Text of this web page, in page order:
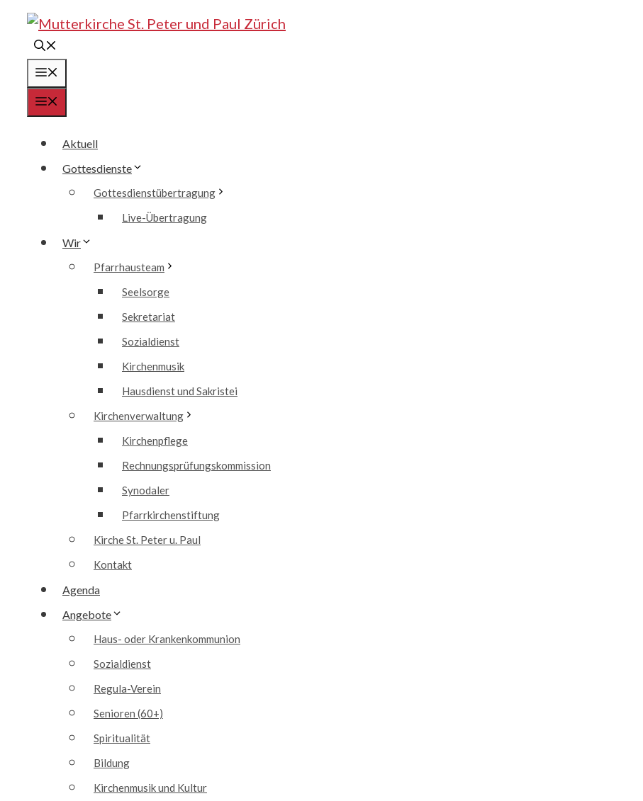
Springe
Inhalt
Aktuell
Gottesdienste
Gottesdienstübertragung
Live-Übertragung
Wir
Pfarrhausteam
Seelsorge
Sekretariat
Sozialdienst
Kirchenmusik
Hausdienst und Sakristei
Kirchenverwaltung
Kirchenpflege
Rechnungsprüfungskommission
Synodaler
Pfarrkirchenstiftung
Kirche St. Peter u. Paul
Kontakt
Agenda
Angebote
Haus- oder Krankenkommunion
Sozialdienst
Regula-Verein
Senioren (60+)
Spiritualität
Bildung
Kirchenmusik und Kultur